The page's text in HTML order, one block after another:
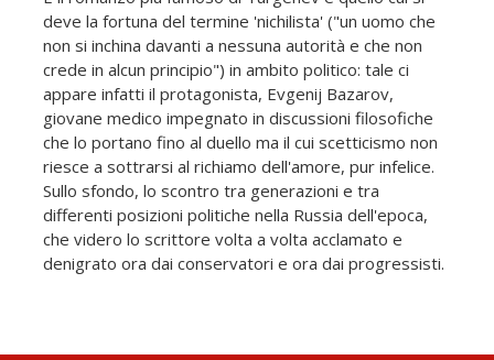
deve la fortuna del termine 'nichilista' ("un uomo che
non si inchina davanti a nessuna autorità e che non
crede in alcun principio") in ambito politico: tale ci
appare infatti il protagonista, Evgenij Bazarov,
giovane medico impegnato in discussioni filosofiche
che lo portano fino al duello ma il cui scetticismo non
riesce a sottrarsi al richiamo dell'amore, pur infelice.
Sullo sfondo, lo scontro tra generazioni e tra
differenti posizioni politiche nella Russia dell'epoca,
che videro lo scrittore volta a volta acclamato e
denigrato ora dai conservatori e ora dai progressisti.